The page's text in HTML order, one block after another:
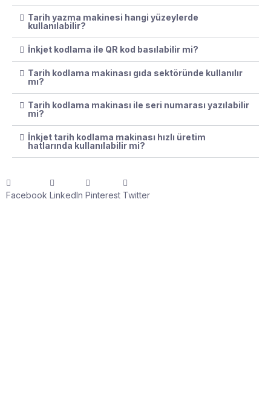
Tarih yazma makinesi hangi yüzeylerde
kullanılabilir?
İnkjet kodlama ile QR kod basılabilir mi?
Tarih kodlama makinası gıda sektöründe kullanılır
mı?
Tarih kodlama makinası ile seri numarası yazılabilir
mi?
İnkjet tarih kodlama makinası hızlı üretim
hatlarında kullanılabilir mi?
Facebook LinkedIn Pinterest Twitter